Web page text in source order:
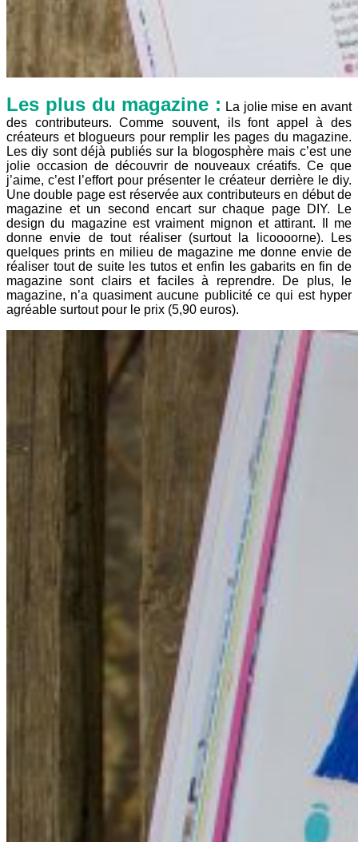
Les plus du magazine : La jolie mise en avant
des contributeurs. Comme souvent, ils font appel à des
créateurs et blogueurs pour remplir les pages du magazine.
Les diy sont déjà publiés sur la blogosphère mais c’est une
jolie occasion de découvrir de nouveaux créatifs. Ce que
j’aime, c’est l’effort pour présenter le créateur derrière le diy.
Une double page est réservée aux contributeurs en début de
magazine et un second encart sur chaque page DIY. Le
design du magazine est vraiment mignon et attirant. Il me
donne envie de tout réaliser (surtout la licoooorne). Les
quelques prints en milieu de magazine me donne envie de
réaliser tout de suite les tutos et enfin les gabarits en fin de
magazine sont clairs et faciles à reprendre. De plus, le
magazine, n’a quasiment aucune publicité ce qui est hyper
agréable surtout pour le prix (5,90 euros).